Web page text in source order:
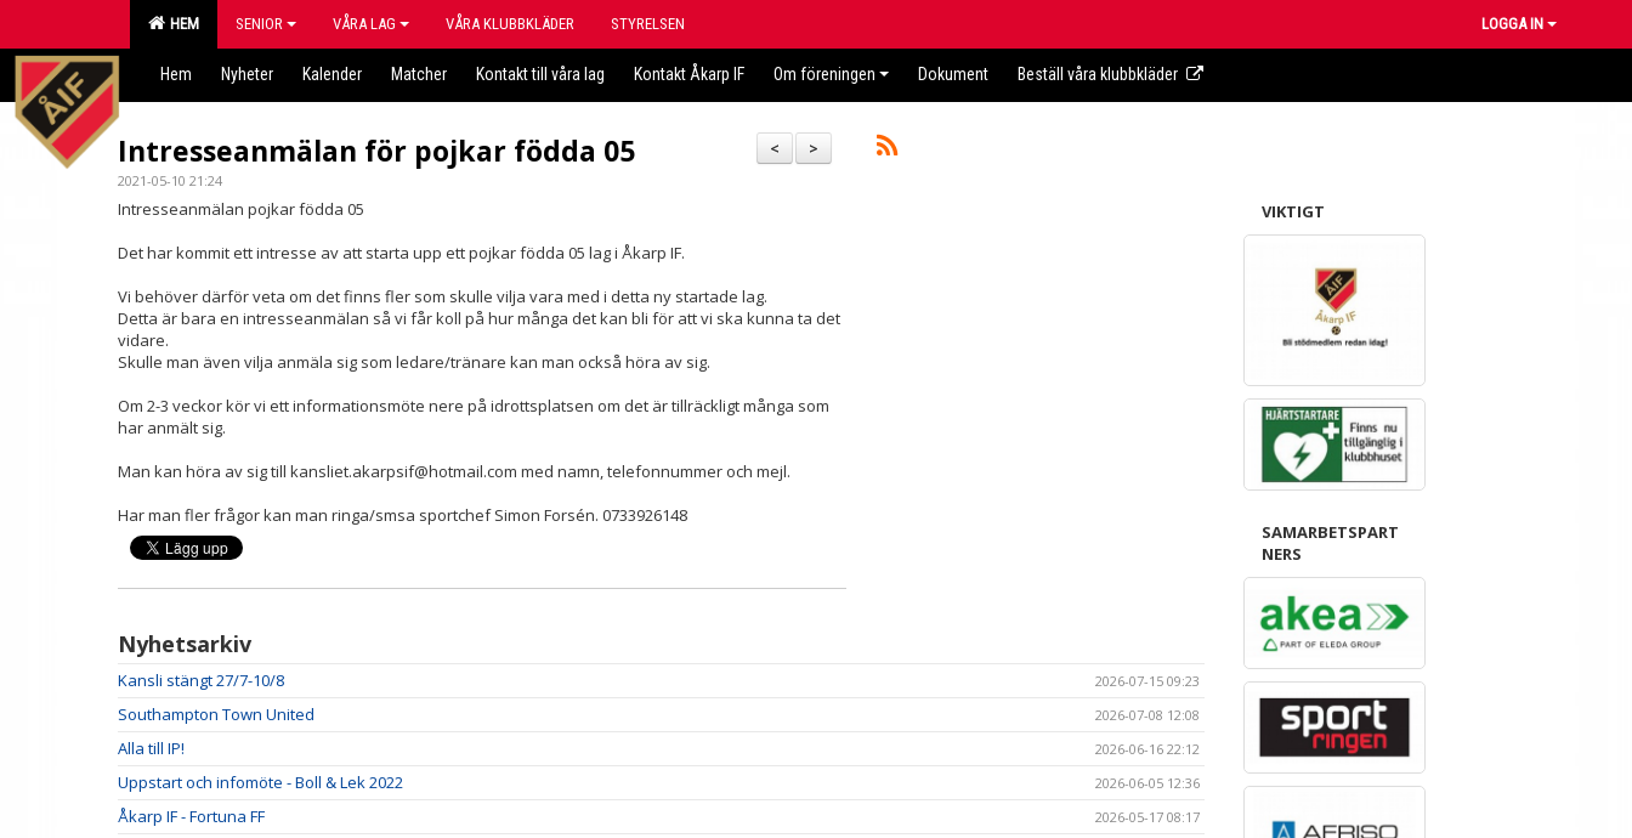
HEM SENIOR VÅRA LAG VÅRA KLUBBKLÄDER STYRELSEN LOGGA IN
Hem Nyheter Kalender Matcher Kontakt till våra lag Kontakt Åkarp IF Om föreningen Dokument Beställ våra klubbkläder
>
<
Intresseanmälan för pojkar födda 05
2021-05-10 21:24
Intresseanmälan pojkar födda 05
Det har kommit ett intresse av att starta upp ett pojkar födda 05 lag i Åkarp IF.
Vi behöver därför veta om det finns fler som skulle vilja vara med i detta ny startade lag.
Detta är bara en intresseanmälan så vi får koll på hur många det kan bli för att vi ska kunna ta det
vidare.
Skulle man även vilja anmäla sig som ledare/tränare kan man också höra av sig.
Om 2-3 veckor kör vi ett informationsmöte nere på idrottsplatsen om det är tillräckligt många som
har anmält sig.
Man kan höra av sig till kansliet.akarpsif@hotmail.com med namn, telefonnummer och mejl.
Har man fler frågor kan man ringa/smsa sportchef Simon Forsén. 0733926148
Nyhetsarkiv
Kansli stängt 27/7-10/8 2026-07-15 09:23
Southampton Town United 2026-07-08 12:08
Alla till IP! 2026-06-16 22:12
Uppstart och infomöte - Boll & Lek 2022 2026-06-05 12:36
Åkarp IF - Fortuna FF 2026-05-17 08:17
VIKTIGT
SAMARBETSPART
NERS